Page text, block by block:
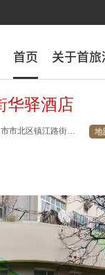
首页 关于首旅
首页 关于首旅
华驿酒店
路街道北仲路46号东仲花园 地